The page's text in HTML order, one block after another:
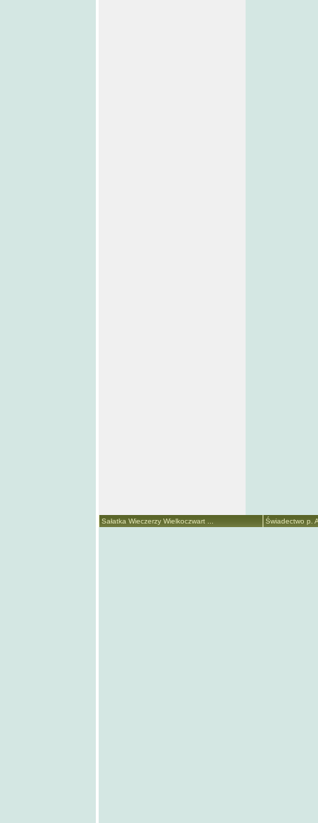
Sałatka Wieczerzy Wielkoczwart ... Świadectwo p.